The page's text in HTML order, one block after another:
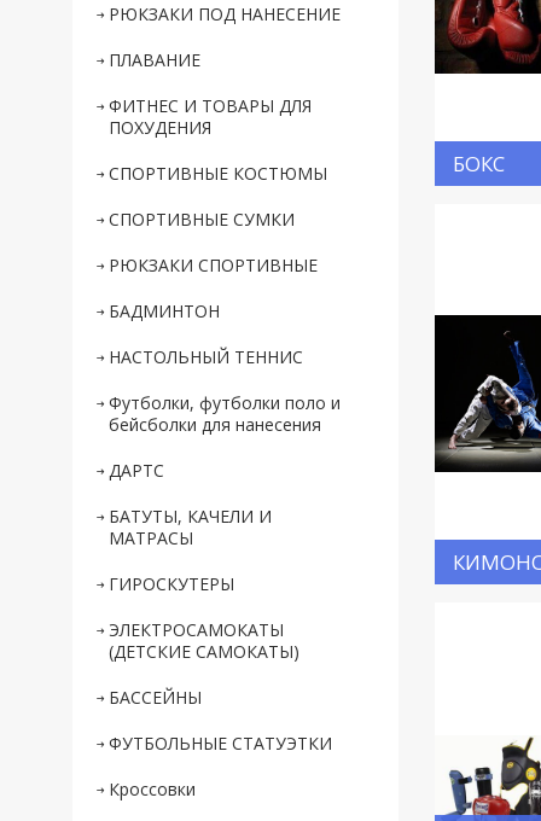
БОКС
РЮКЗАКИ ПОД НАНЕСЕНИЕ
ПЛАВАНИЕ
ФИТНЕС И ТОВАРЫ ДЛЯ
ПОХУДЕНИЯ
СПОРТИВНЫЕ КОСТЮМЫ
СПОРТИВНЫЕ СУМКИ
РЮКЗАКИ СПОРТИВНЫЕ
БАДМИНТОН
НАСТОЛЬНЫЙ ТЕННИС
Футболки, футболки поло и
бейсболки для нанесения
ДАРТС
БАТУТЫ, КАЧЕЛИ И
МАТРАСЫ
ГИРОСКУТЕРЫ
ЭЛЕКТРОСАМОКАТЫ
(ДЕТСКИЕ САМОКАТЫ)
БАССЕЙНЫ
ФУТБОЛЬНЫЕ СТАТУЭТКИ
Кроссовки